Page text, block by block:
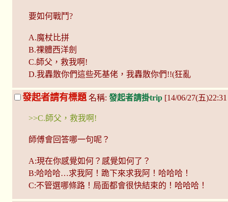
要如何戰鬥?
A.魔杖比拼
B.祼體西洋劍
C.師父，救我啊!
D.我轟散你們這些死基佬，我轟散你們!!(狂亂
發起者請有標題 名稱: 發起者請掛trip [14/06/27(五
>>C.師父，救我啊!
師傅會回答哪一句呢？
A:現在你感覺如何？感覺如何了？
B:哈哈哈…求我阿！跪下來求我阿！哈哈哈！
C:不管選哪條路！局面都會很快結束的！哈哈哈！